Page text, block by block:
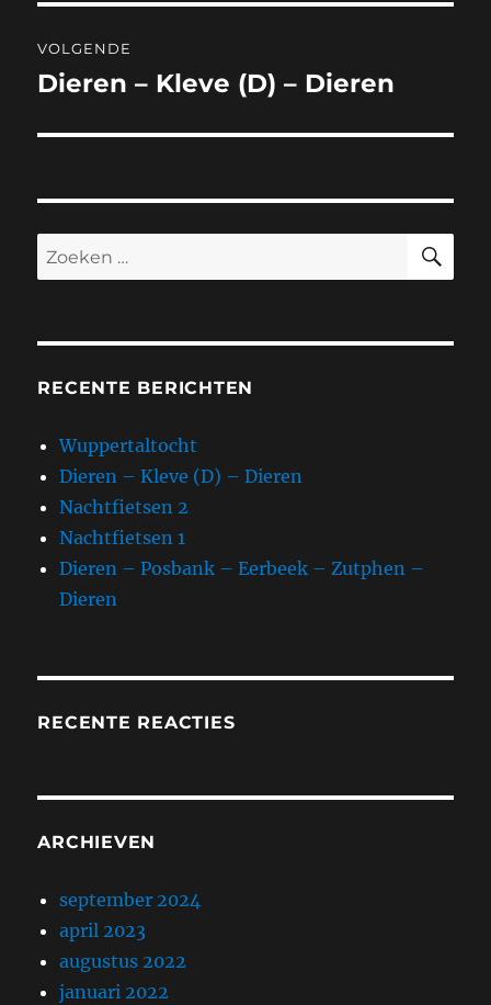
VOLGENDE
Volgend
Dieren – Kleve (D) – Dieren
Zoeken
naar:
RECENTE BERICHTEN
Wuppertaltocht
Dieren – Kleve (D) – Dieren
Nachtfietsen 2
Nachtfietsen 1
Dieren – Posbank – Eerbeek – Zutphen –
Dieren
RECENTE REACTIES
ARCHIEVEN
september 2024
april 2023
augustus 2022
januari 2022